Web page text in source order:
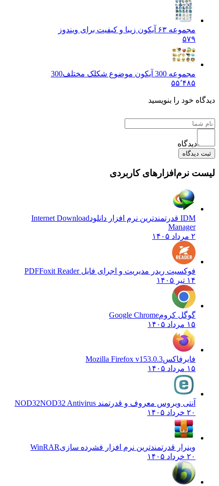
مجموعه ۶٣ آیکون زیبا و کیفیت برای ویندوز
۵۷۹
مجموعه 300 آیکون موضوع شکلک مختلف
300
۵۵٬۴۸۵
دیدگاه خود را بنویسید
دیدگاه
ثبت دیدگاه
لیست نرم‌افزارهای کاربردی
IDM قدرتمندترین نرم افزار دانلود
Internet Download
Manager
۲ مرداد ۱۴۰۵
فوکسیت ریدر مدیریت و اجرای فایل PDFFoxit Reader
۱۴ تیر ۱۴۰۵
گوگل کرومGoogle Chrome
۱۵ مرداد ۱۴۰۵
فایرفاکسMozilla Firefox v153.0.3
۱۵ مرداد ۱۴۰۵
آنتی ویروس معروف و قدرتمند NOD32 NOD32 Antivirus
۲۰ خرداد ۱۴۰۵
وینرار قدرتمندترین نرم افزار فشرده سازیWinRAR
۲۰ خرداد ۱۴۰۵